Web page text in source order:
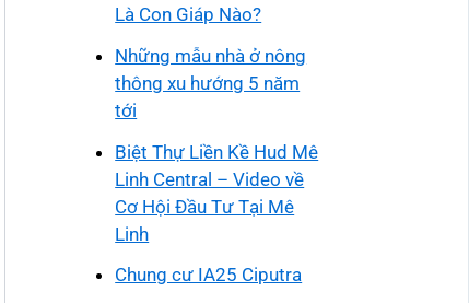
Là Con Giáp Nào?
Những mẫu nhà ở nông
thông xu hướng 5 năm
tới
Biệt Thự Liền Kề Hud Mê
Linh Central – Video về
Cơ Hội Đầu Tư Tại Mê
Linh
Chung cư IA25 Ciputra